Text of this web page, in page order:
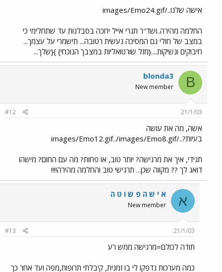
אישה שלנו../images/Emo24.gif
החלמה מהירה..ושד"ר תגרי אייל יחכה בסבלנות עד שתחלימי כי
במצב של חולי גם המסיכה נעשית רטובה... תישמרי על עצמך...
חיבוקים ונשיקות....{מזל שורטואליות במצבך הנוכחי} }{שלך...
B
blonda3
New member
21/1/03
#12
אשה, מה את עושה
בעיות?../images/Emo12.gif../images/Emo8.gif
תגידי, איך את מרגישה? יותר טוב, או פחות? מה עם החום? מישהו
דואג לך ?? מקווה שכן... תרגישי טוב והחלמה מהירה!!!!
א א י ש ה פ ש ו ט ה
New member
21/1/03
#13
תודה לכולם=מרגישה ממש רע
כמה מערכות נדפקו לי בו זמנית, קיבלתי תרופות,מפה ועד אחר כך